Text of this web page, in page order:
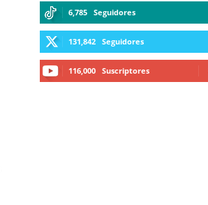
6,785 Seguidores
131,842 Seguidores
116,000 Suscriptores